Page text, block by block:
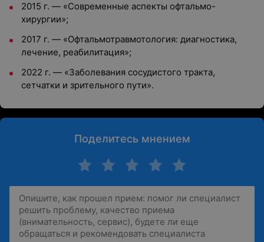
2015 г. — «Современные аспекты офтальмо-
хирургии»;
2017 г. — «Офтальмотравмотология: диагностика,
лечение, реабилитация»;
2022 г. — «Заболевания сосудистого тракта,
сетчатки и зрительного пути».
Поделитесь мнением